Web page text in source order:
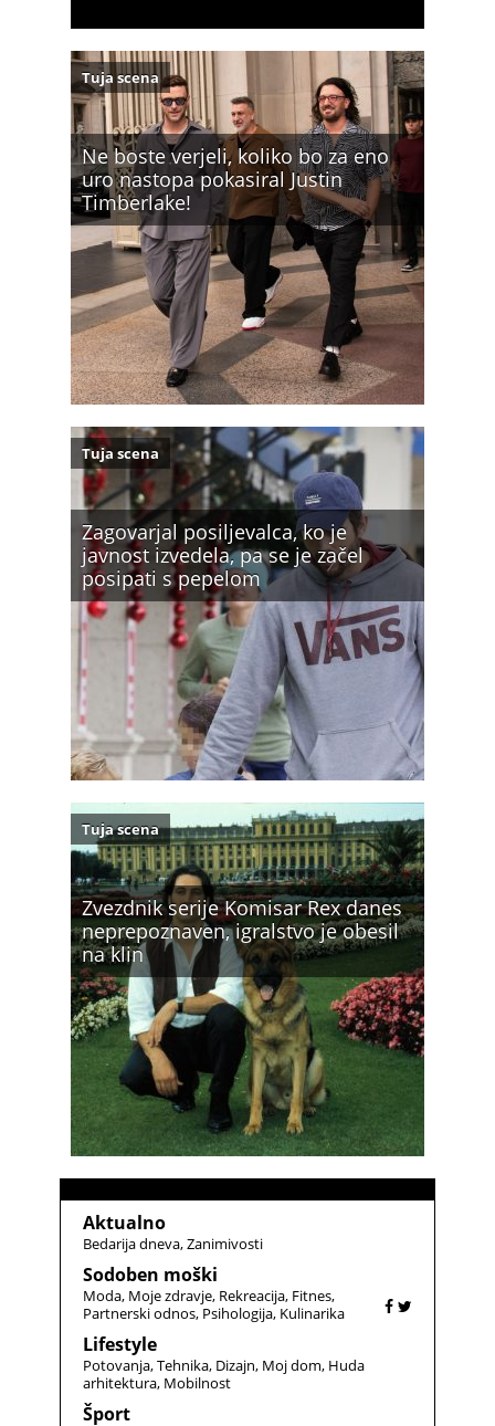
Ne boste verjeli, koliko bo za eno
uro nastopa pokasiral Justin
Timberlake!
Tuja scena
Zagovarjal posiljevalca, ko je
javnost izvedela, pa se je začel
posipati s pepelom
Tuja scena
Zvezdnik serije Komisar Rex danes
neprepoznaven, igralstvo je obesil
na klin
Tuja scena
Aktualno
Bedarija dneva Zanimivosti
Sodoben moški
Moda Moje zdravje Rekreacija Fitnes
Partnerski odnos Psihologija Kulinarika
Lifestyle
Potovanja Tehnika Dizajn Moj dom Huda
arhitektura Mobilnost
Šport